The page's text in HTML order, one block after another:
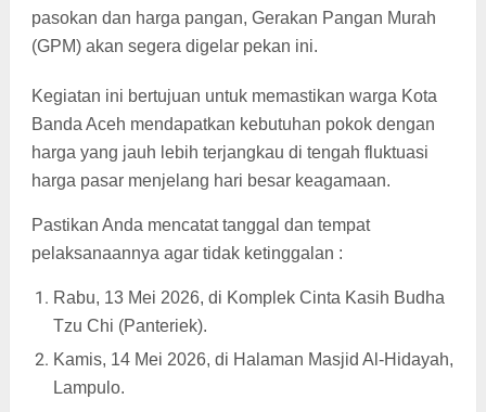
pasokan dan harga pangan, Gerakan Pangan Murah
(GPM) akan segera digelar pekan ini.
Kegiatan ini bertujuan untuk memastikan warga Kota
Banda Aceh mendapatkan kebutuhan pokok dengan
harga yang jauh lebih terjangkau di tengah fluktuasi
harga pasar menjelang hari besar keagamaan.
Pastikan Anda mencatat tanggal dan tempat
pelaksanaannya agar tidak ketinggalan :
Rabu, 13 Mei 2026, di Komplek Cinta Kasih Budha
Tzu Chi (Panteriek).
Kamis, 14 Mei 2026, di Halaman Masjid Al-Hidayah,
Lampulo.